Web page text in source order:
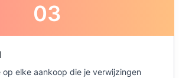
03
op elke aankoop die je verwijzingen